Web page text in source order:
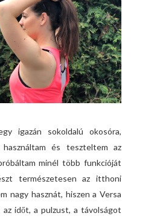
igazán sokoldalú okosóra,
és teszteltem az
minél több funkcióját
természetesen az itthoni
nagy hasznát, hiszen a Versa
az időt, a pulzust, a távolságot